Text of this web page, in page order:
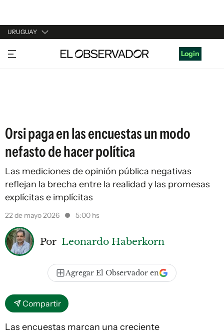
URUGUAY
URUGUAY
ARGENTINA
Login
Orsi paga en las encuestas un modo
nefasto de hacer política
Las mediciones de opinión pública negativas
reflejan la brecha entre la realidad y las promesas
explícitas e implícitas
22 de mayo 2026 5:00 hs
Por Leonardo Haberkorn
Agregar El Observador en
Compartir
Las encuestas marcan una creciente